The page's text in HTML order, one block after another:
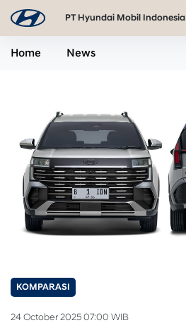
PT Hyundai Mobil Indonesia
Home News
KOMPARASI
24 October 2025 07:00 WIB